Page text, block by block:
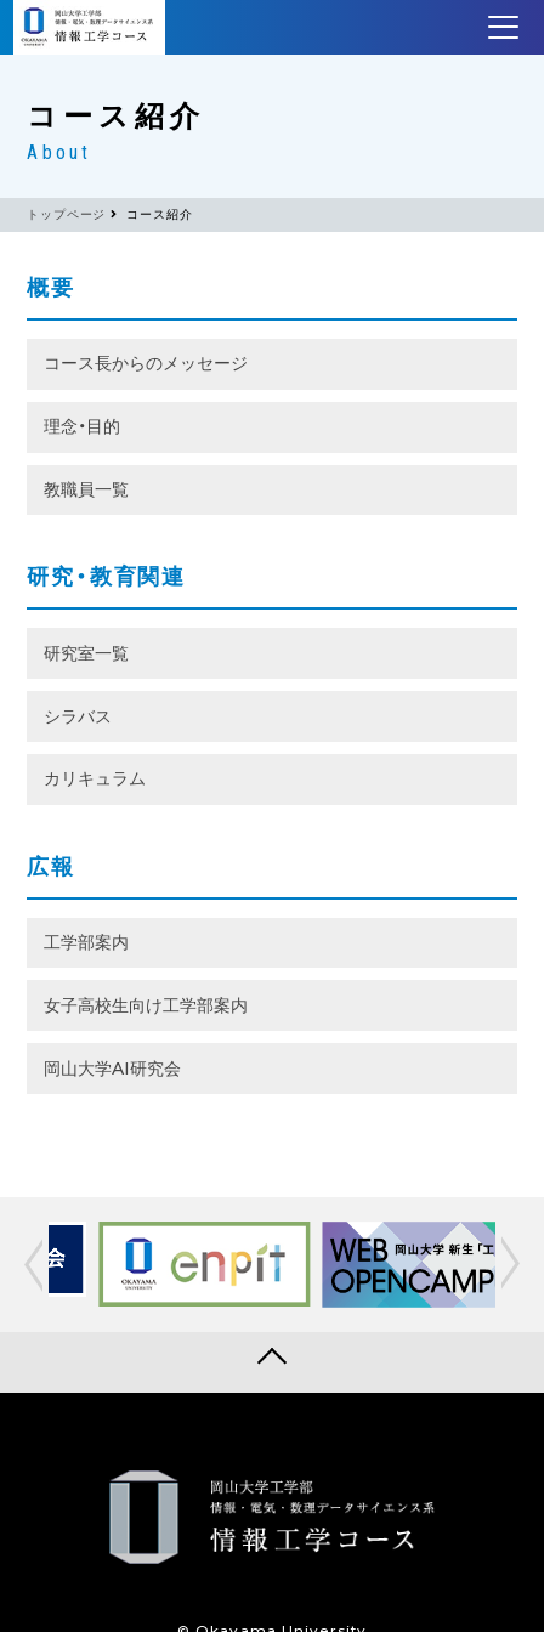
コース紹介
About
トップページ コース紹介
概要
コース長からのメッセージ
理念・目的
教職員一覧
研究・教育関連
研究室一覧
シラバス
カリキュラム
広報
工学部案内
女子高校生向け工学部案内
岡山大学AI研究会